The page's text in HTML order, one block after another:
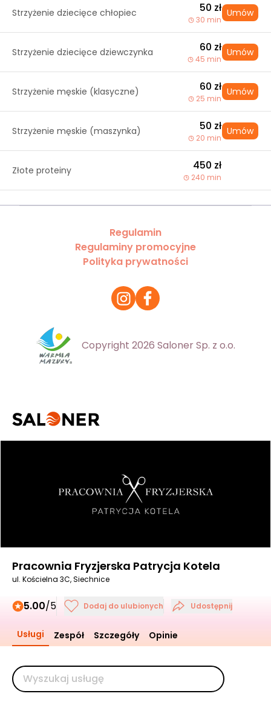
Strzyżenie dziecięce chłopiec 50 zł
30 min
Umów
Strzyżenie dziecięce dziewczynka 60 zł
45 min
Umów
Strzyżenie męskie (klasyczne) 60 zł
25 min
Umów
Strzyżenie męskie (maszynka) 50 zł
20 min
Umów
Złote proteiny 450 zł
240 min
Regulamin
Regulaminy promocyjne
Polityka prywatności
Copyright 2026 Saloner Sp. z o.o.
Pracownia Fryzjerska Patrycja Kotela
ul. Kościelna 3C, Siechnice
5.00/5 Dodaj do ulubionych Udostępnij
Usługi Zespół Szczegóły Opinie